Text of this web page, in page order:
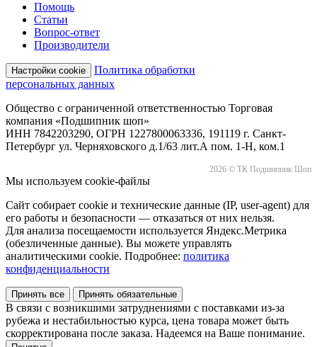
Помощь
Статьи
Вопрос-ответ
Производители
Настройки cookie
Политика обработки
персональных данных
Общество с ограниченной ответственностью Торговая
компания «Подшипник шоп»
ИНН 7842203290, ОГРН 1227800063336, 191119 г. Санкт-
Петербург ул. Черняховского д.1/63 лит.А пом. 1-Н, ком.1
2026 © ТК Подшипник Шоп
Мы используем cookie-файлы
Сайт собирает cookie и технические данные (IP, user-agent) для
его работы и безопасности — отказаться от них нельзя.
Для анализа посещаемости используется Яндекс.Метрика
(обезличенные данные). Вы можете управлять
аналитическими cookie. Подробнее: политика
конфиденциальности
Принять все Принять обязательные
В связи с возникшими затруднениями с поставками из-за
рубежа и нестабильностью курса, цена товара может быть
скорректирована после заказа. Надеемся на Ваше понимание.